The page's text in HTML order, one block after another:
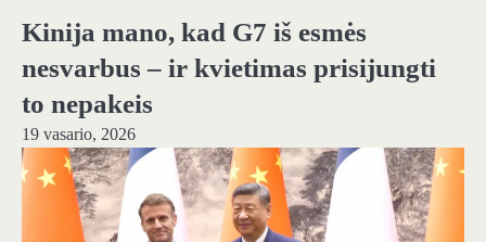
Kinija mano, kad G7 iš esmės
nesvarbus – ir kvietimas prisijungti
to nepakeis
19 vasario, 2026